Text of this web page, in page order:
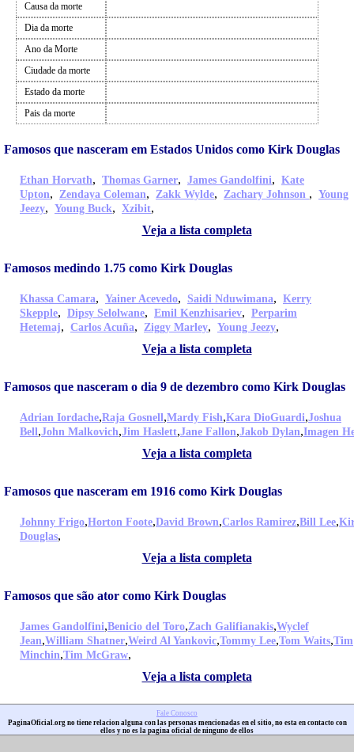
Causa da morte
Dia da morte
Ano da Morte
Ciudade da morte
Estado da morte
Pais da morte
Famosos que nasceram em Estados Unidos como Kirk Douglas
Ethan Horvath, Thomas Garner, James Gandolfini, Kate
Upton, Zendaya Coleman, Zakk Wylde, Zachary Johnson , Young
Jeezy, Young Buck, Xzibit,
Veja a lista completa
Famosos medindo 1.75 como Kirk Douglas
Khassa Camara, Yainer Acevedo, Saidi Nduwimana, Kerry
Skepple, Dipsy Selolwane, Emil Kenzhisariev, Perparim
Hetemaj, Carlos Acuña, Ziggy Marley, Young Jeezy,
Veja a lista completa
Famosos que nasceram o dia 9 de dezembro como Kirk Douglas
Adrian Iordache,Raja Gosnell,Mardy Fish,Kara DioGuardi,Joshua
Bell,John Malkovich,Jim Haslett,Jane Fallon,Jakob Dylan,Imagen
Veja a lista completa
Famosos que nasceram em 1916 como Kirk Douglas
Johnny Frigo,Horton Foote,David Brown,Carlos Ramirez,Bill Lee,
Douglas,
Veja a lista completa
Famosos que são ator como Kirk Douglas
James Gandolfini,Benicio del Toro,Zach Galifianakis,Wyclef
Jean,William Shatner,Weird Al Yankovic,Tommy Lee,Tom Waits,Tim
Minchin,Tim McGraw,
Veja a lista completa
Fale Conosco
PaginaOficial.org no tiene relacion alguna con las personas mencionadas en el sitio, no esta en contacto con
ellos y no es la pagina oficial de ninguno de ellos